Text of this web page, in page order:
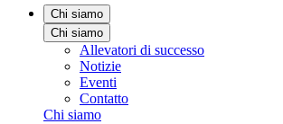
Chi siamo
Chi siamo
Allevatori di successo
Notizie
Eventi
Contatto
Chi siamo